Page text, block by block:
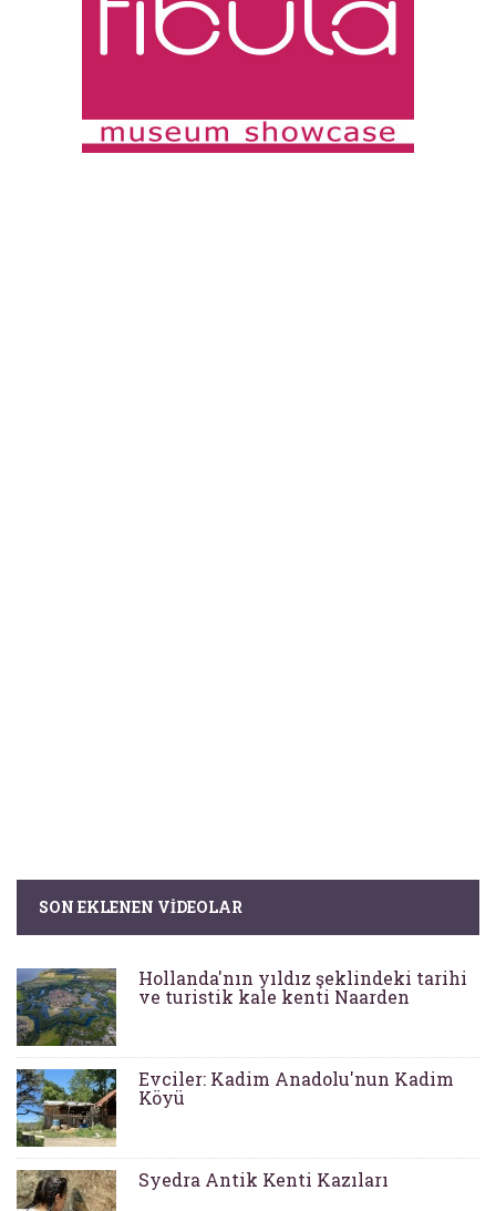
SON EKLENEN VIDEOLAR
Hollanda'nın yıldız şeklindeki tarihi
ve turistik kale kenti Naarden
Evciler: Kadim Anadolu'nun Kadim
Köyü
Syedra Antik Kenti Kazıları